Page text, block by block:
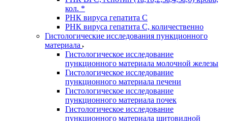
кол. *
РНК вируса гепатита C
РНК вируса гепатита C, количественно
Гистологические исследования пункционного
материала
Гистологическое исследование
пункционного материала молочной железы
Гистологическое исследование
пункционного материала печени
Гистологическое исследование
пункционного материала почек
Гистологическое исследование
пункционного материала щитовидной